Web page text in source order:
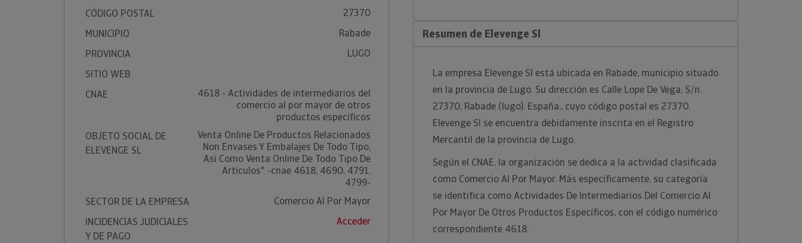
CÓDIGO POSTAL
27370
MUNICIPIO
Rabade
PROVINCIA
LUGO
SITIO WEB
CNAE
4618 - Actividades de intermediarios del
comercio al por mayor de otros
productos específicos
OBJETO SOCIAL DE
ELEVENGE SL
Venta Online De Productos Relacionados
Non Envases Y Embalajes De Todo Tipo,
Asi Como Venta Online De Todo Tipo De
Articulos". -cnae 4618, 4690, 4791,
4799-
SECTOR DE LA EMPRESA
Comercio Al Por Mayor
INCIDENCIAS JUDICIALES
Y DE PAGO
Acceder
Resumen de Elevenge Sl
La empresa Elevenge Sl está ubicada en Rabade, municipio situado
en la provincia de Lugo. Su dirección es Calle Lope De Vega, S/n.
27370, Rabade (lugo). España., cuyo código postal es 27370.
Elevenge Sl se encuentra debidamente inscrita en el Registro
Mercantil de la provincia de Lugo.
Según el CNAE, la organización se dedica a la actividad clasificada
como Comercio Al Por Mayor. Más específicamente, su categoría
se identifica como Actividades De Intermediarios Del Comercio Al
Por Mayor De Otros Productos Específicos, con el código numérico
correspondiente 4618.